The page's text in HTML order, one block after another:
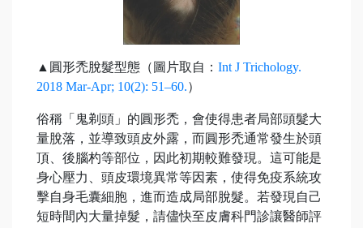
▲圓形禿脫髮型態（圖片取自： Int J Trichology.
2018 Mar-Apr; 10(2): 51–60.）
俗稱「鬼剃頭」的圓形禿，會使得患者局部頭髮大
量脫落，並導致頭皮外露，而圓形禿通常發生於頭
頂、後腦杓等部位，因此初期較難發現。這可能是
身心壓力、頭皮環境異常等因素，使得免疫系統攻
擊自身毛囊細胞，進而造成局部脫髮。若發現自己
短時間內大量掉髮，請儘快至皮膚科門診讓醫師評